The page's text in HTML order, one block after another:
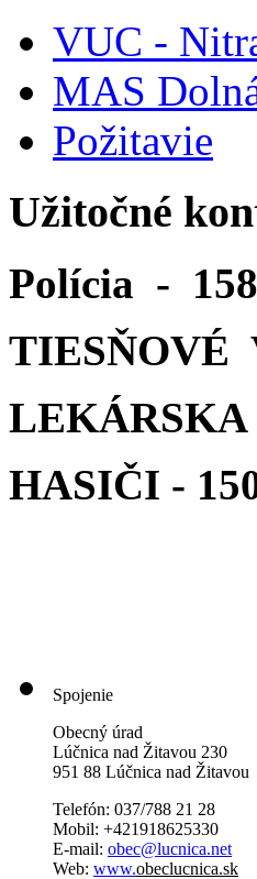
VUC -
MAS
Požitavie
Užitočné
Polícia - 158
TIESŇOVÉ
HASIČI -
Spojenie
Obecný úrad
Lúčnica nad Žitavou 230
951 88 Lúčnica nad Žitavou
Telefón: 037/788 21 28
Mobil: +421918625330
E-mail: obec@lucnica.net
Web: www.obeclucnica.sk